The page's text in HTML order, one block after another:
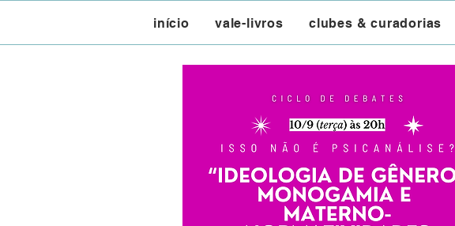
início vale-livros clubes & curadorias